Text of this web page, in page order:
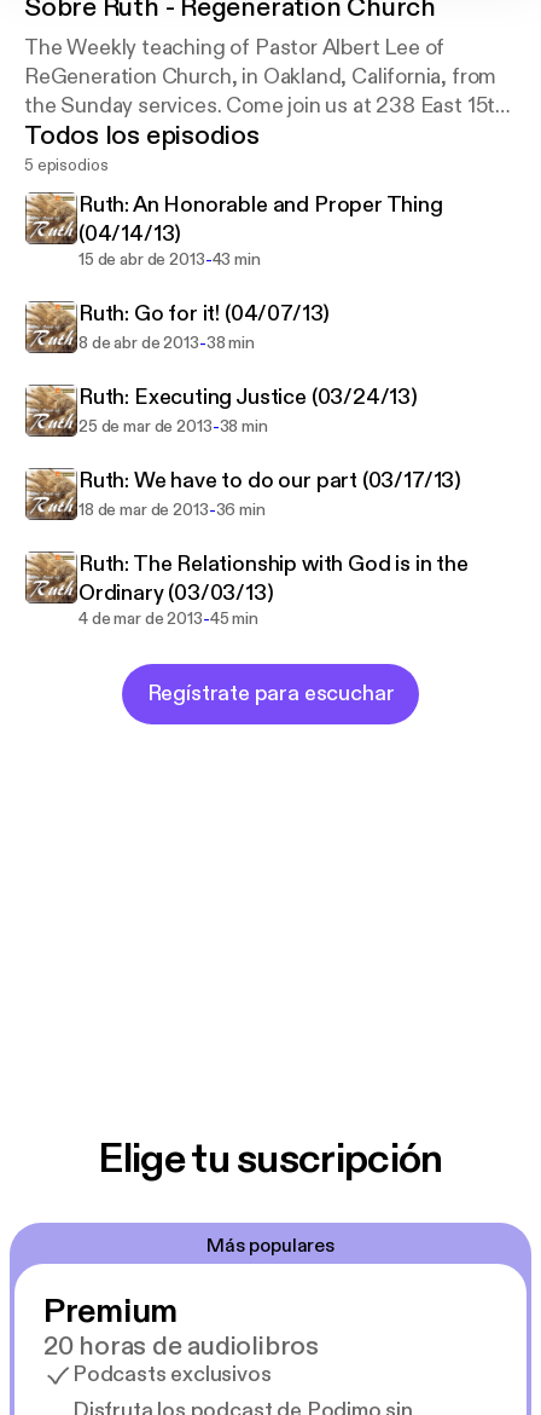
Sobre Ruth - Regeneration Church
The Weekly teaching of Pastor Albert Lee of
ReGeneration Church, in Oakland, California, from
the Sunday services. Come join us at 238 East 15th
Street, at 9am and 10:45a every Sunday.
Todos los episodios
5 episodios
Ruth: An Honorable and Proper Thing
(04/14/13)
15 de abr de 2013-43 min
Ruth: Go for it! (04/07/13)
8 de abr de 2013-38 min
Ruth: Executing Justice (03/24/13)
25 de mar de 2013-38 min
Ruth: We have to do our part (03/17/13)
18 de mar de 2013-36 min
Ruth: The Relationship with God is in the
Ordinary (03/03/13)
4 de mar de 2013-45 min
Regístrate para escuchar
Elige tu suscripción
Más populares
Premium
20 horas de audiolibros
Podcasts exclusivos